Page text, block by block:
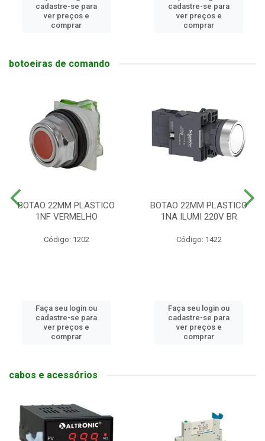
cadastre-se para
ver preços e
comprar
cadastre-se para
ver preços e
comprar
botoeiras de comando
BOTAO 22MM PLASTICO
1NF VERMELHO
Código: 1202
Faça seu login ou
cadastre-se para
ver preços e
comprar
BOTAO 22MM PLASTICO
1NA ILUMI 220V BR
Código: 1422
Faça seu login ou
cadastre-se para
ver preços e
comprar
cabos e acessórios